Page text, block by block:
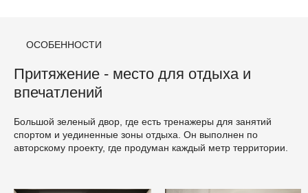
ОСОБЕННОСТИ
Притяжение - место для отдыха и
впечатлений
Большой зеленый двор, где есть тренажеры для занятий
спортом и уединенные зоны отдыха. Он выполнен по
авторскому проекту, где продуман каждый метр территории.